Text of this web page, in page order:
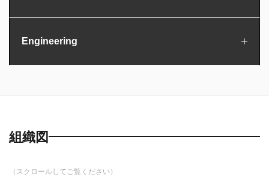
Consultant
Open Position
Engineering
組織図
（スクロールしてご覧ください）